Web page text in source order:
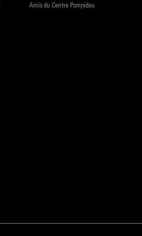
Amis du Centre Pompidou